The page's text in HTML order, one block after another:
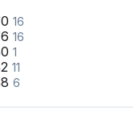
16
16
1
11
6